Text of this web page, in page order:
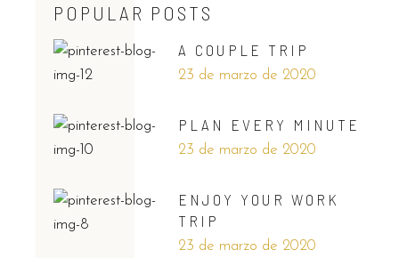
POPULAR POSTS
A COUPLE TRIP
23 de marzo de 2020
PLAN EVERY MINUTE
23 de marzo de 2020
ENJOY YOUR WORK
TRIP
23 de marzo de 2020